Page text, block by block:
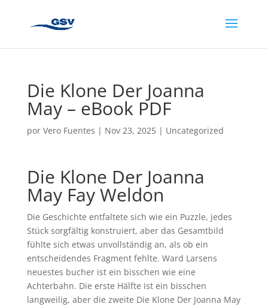
Die Klone Der Joanna
May – eBook PDF
por Vero Fuentes | Nov 23, 2025| Uncategorized
Die Klone Der Joanna
May Fay Weldon
Die Geschichte entfaltete sich wie ein Puzzle, jedes
Stück sorgfältig konstruiert, aber das Gesamtbild
fühlte sich etwas unvollständig an, als ob ein
entscheidendes Fragment fehlte. Ward Larsens
neuestes bucher ist ein bisschen wie eine
Achterbahn. Die erste Hälfte ist ein bisschen
langweilig, aber die zweite Die Klone Der Joanna May